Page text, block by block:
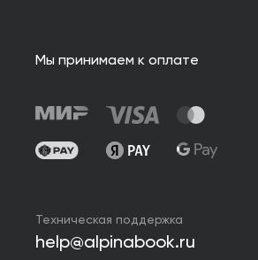
Мы принимаем к оплате
Техническая поддержка
help@alpinabook.ru